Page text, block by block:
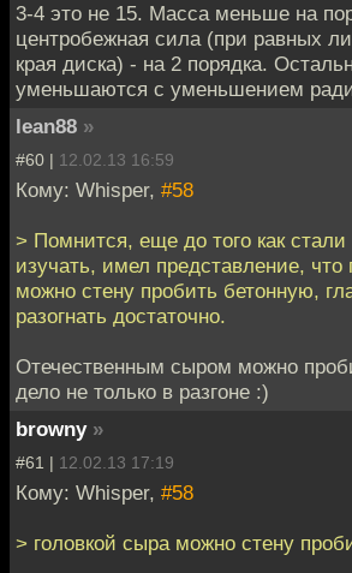
3-4 это не 15. Масса меньше на
центробежная сила (при равных
края диска) - на 2 порядка.
уменьшаются с уменьшением
lean88 »
#60 | 12.02.13 16:59
Кому: Whisper, #58
> Помнится, еще до того как
изучать, имел представление, что
можно стену пробить бетонную,
разогнать достаточно.
Отечественным сыром можно
дело не только в разгоне :)
browny »
#61 | 12.02.13 17:19
Кому: Whisper, #58
> головкой сыра можно стену